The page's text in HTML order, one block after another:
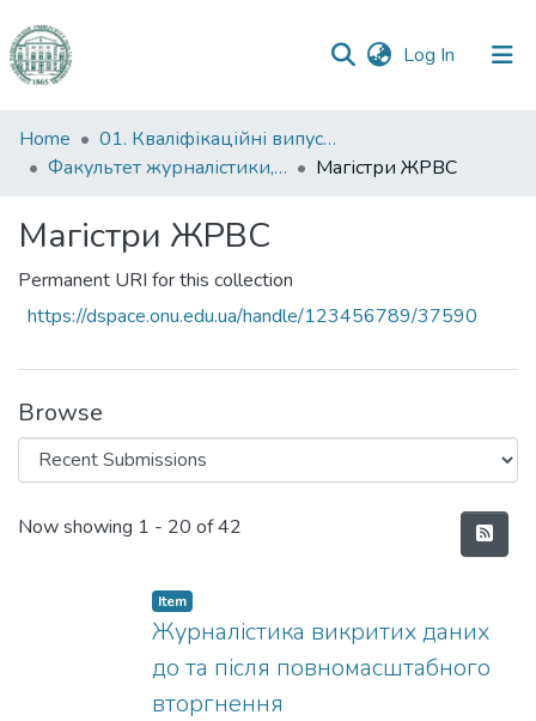
Log In (current)
Communities
&
All of DSpace
Statistics
Home
01. Кваліфікаційні випускні роботи здобувачів вищої освіти
Факультет журналістики, реклами та видавничої справи
Магістри ЖРВС
Магістри ЖРВС
Permanent URI for this collection
https://dspace.onu.edu.ua/handle/123456789/37590
Browse
Recent Submissions
Now showing 1 - 20 of 42
Item
Журналістика викритих даних
до та після повномасштабного
вторгнення